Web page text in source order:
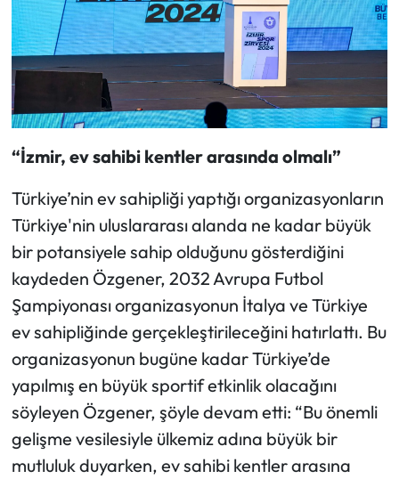
“İzmir, ev sahibi kentler arasında olmalı”
Türkiye’nin ev sahipliği yaptığı organizasyonların
Türkiye'nin uluslararası alanda ne kadar büyük
bir potansiyele sahip olduğunu gösterdiğini
kaydeden Özgener, 2032 Avrupa Futbol
Şampiyonası organizasyonun İtalya ve Türkiye
ev sahipliğinde gerçekleştirileceğini hatırlattı. Bu
organizasyonun bugüne kadar Türkiye’de
yapılmış en büyük sportif etkinlik olacağını
söyleyen Özgener, şöyle devam etti: “Bu önemli
gelişme vesilesiyle ülkemiz adına büyük bir
mutluluk duyarken, ev sahibi kentler arasına